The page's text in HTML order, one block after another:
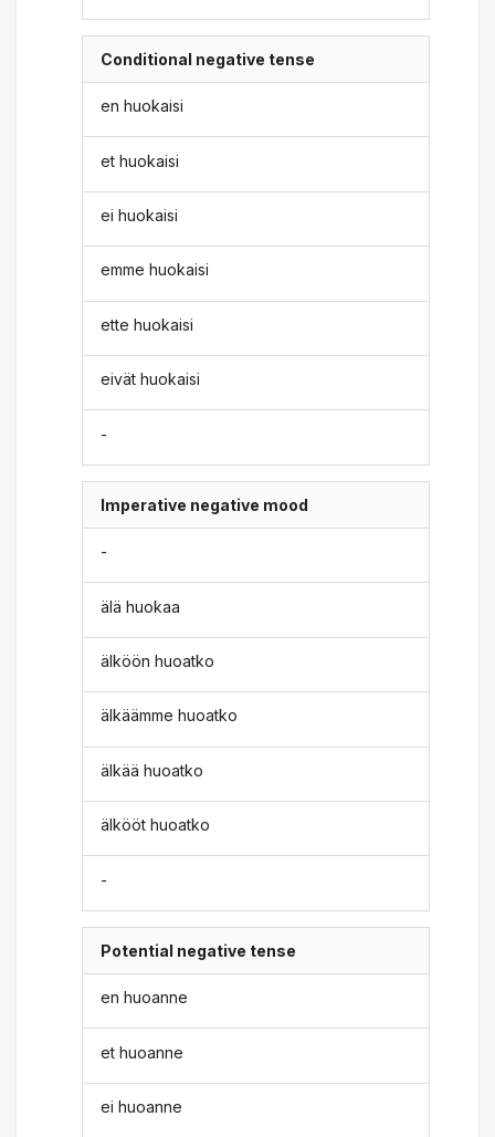
Conditional negative tense
en huokaisi
et huokaisi
ei huokaisi
emme huokaisi
ette huokaisi
eivät huokaisi
-
Imperative negative mood
-
älä huokaa
älköön huoatko
älkäämme huoatko
älkää huoatko
älkööt huoatko
-
Potential negative tense
en huoanne
et huoanne
ei huoanne